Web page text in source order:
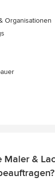
Organisationen
Maler &